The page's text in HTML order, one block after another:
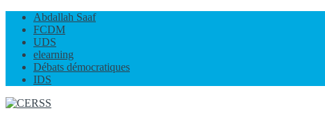
Abdallah Saaf
FCDM
UDS
elearning
Débats démocratiques
IDS